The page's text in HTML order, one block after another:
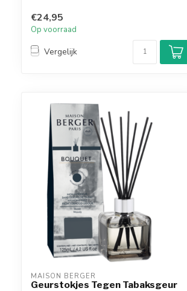
€24,95
Op voorraad
Vergelijk
MAISON BERGER
Geurstokjes Tegen Tabaksgeur